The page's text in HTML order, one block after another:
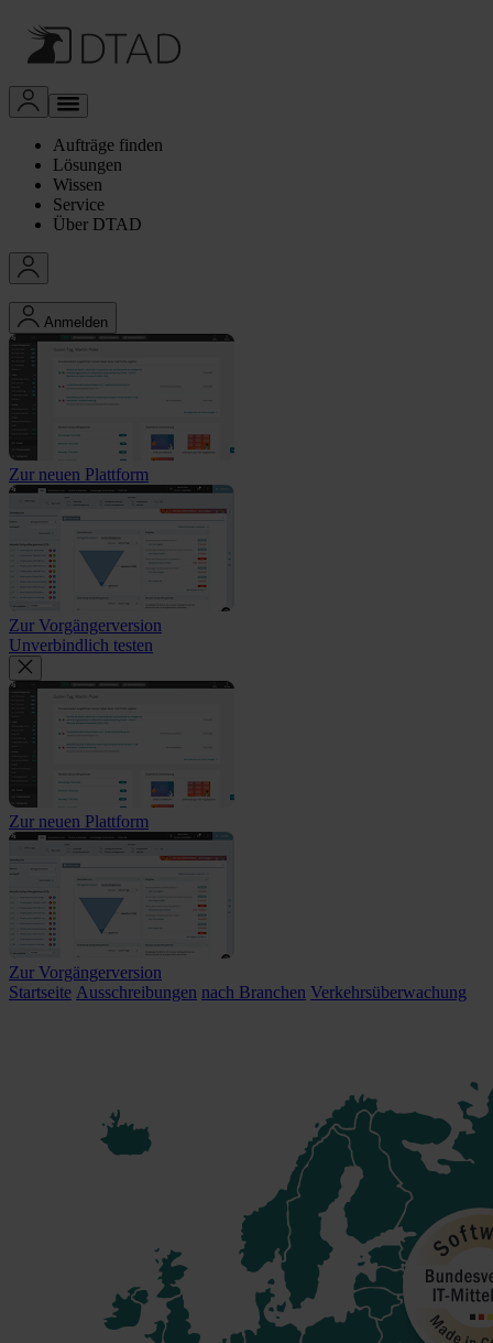
Aufträge finden
Lösungen
Wissen
Service
Über DTAD
Anmelden
Zur neuen Plattform
Zur Vorgängerversion
Unverbindlich testen
Zur neuen Plattform
Zur Vorgängerversion
Startseite Ausschreibungen nach Branchen Verkehrsüberwachung